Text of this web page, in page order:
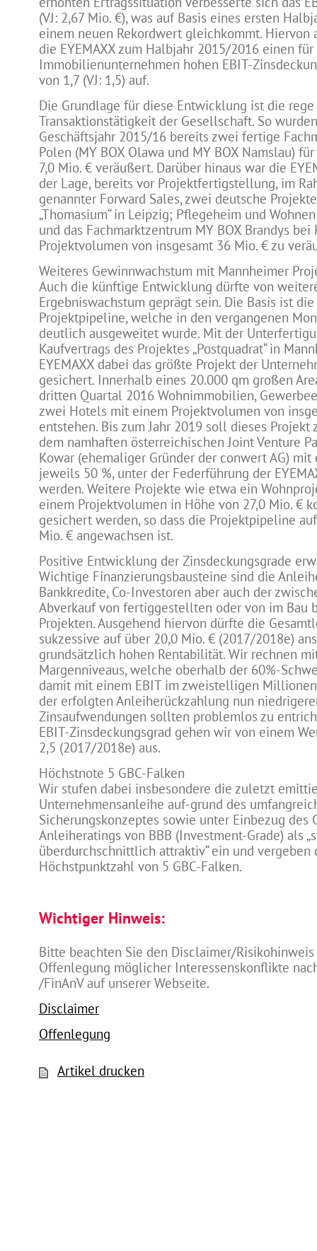
(VJ: 2,67 Mio. €), was auf Basis eines ersten
einem neuen Rekordwert gleichkommt. Hiervon
die EYEMAXX zum Halbjahr 2015/2016 einen für
Immobilienunternehmen hohen EBIT-
von 1,7 (VJ: 1,5) auf.
Die Grundlage für diese Entwicklung ist die rege
Transaktionstätigkeit der Gesellschaft. So
Geschäftsjahr 2015/16 bereits zwei fertige
Polen (MY BOX Olawa und MY BOX Namslau)
7,0 Mio. € veräußert. Darüber hinaus war die
der Lage, bereits vor Projektfertigstellung, im
genannter Forward Sales, zwei deutsche
„Thomasium“ in Leipzig; Pflegeheim und
und das Fachmarktzentrum MY BOX Brandys
Projektvolumen von insgesamt 36 Mio. € zu
Weiteres Gewinnwachstum mit Mannheimer
Auch die künftige Entwicklung dürfte von
Ergebniswachstum geprägt sein. Die Basis ist
Projektpipeline, welche in den vergangenen
deutlich ausgeweitet wurde. Mit der
Kaufvertrags des Projektes „Postquadrat“ in
EYEMAXX dabei das größte Projekt der
gesichert. Innerhalb eines 20.000 qm großen
dritten Quartal 2016 Wohnimmobilien,
zwei Hotels mit einem Projektvolumen von
entstehen. Bis zum Jahr 2019 soll dieses Projekt
dem namhaften österreichischen Joint Venture
Kowar (ehemaliger Gründer der conwert AG)
jeweils 50 %, unter der Federführung der
werden. Weitere Projekte wie etwa ein
einem Projektvolumen in Höhe von 27,0 Mio. €
gesichert werden, so dass die Projektpipeline
Mio. € angewachsen ist.
Positive Entwicklung der Zinsdeckungsgrade
Wichtige Finanzierungsbausteine sind die
Bankkredite, Co-Investoren aber auch der
Abverkauf von fertiggestellten oder von im Bau
Projekten. Ausgehend hiervon dürfte die
sukzessive auf über 20,0 Mio. € (2017/2018e)
grundsätzlich hohen Rentabilität. Wir rechnen
Margenniveaus, welche oberhalb der 60%-
damit mit einem EBIT im zweistelligen
der erfolgten Anleiherückzahlung nun
Zinsaufwendungen sollten problemlos zu
EBIT-Zinsdeckungsgrad gehen wir von einem
2,5 (2017/2018e) aus.
Höchstnote 5 GBC-Falken
Wir stufen dabei insbesondere die zuletzt
Unternehmensanleihe auf-grund des
Sicherungskonzeptes sowie unter Einbezug des
Anleiheratings von BBB (Investment-Grade) als
überdurchschnittlich attraktiv“ ein und vergeben
Höchstpunktzahl von 5 GBC-Falken.
Wichtiger Hinweis:
Bitte beachten Sie den Disclaimer/
Offenlegung möglicher Interessenskonflikte
/FinAnV auf unserer Webseite.
Disclaimer
Offenlegung
Artikel drucken